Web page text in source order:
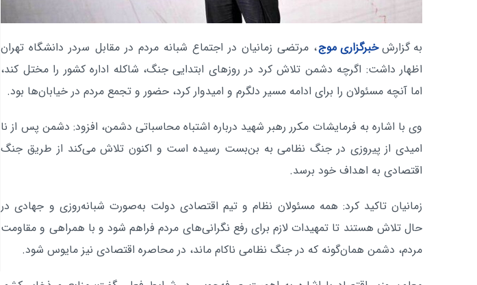
به گزارشخبرگزاری موج، مرتضی زمانیان در اجتماع شبانه مردم در مقابل سردر دانشگاه تهران
اظهار داشت: اگرچه دشمن تلاش کرد در روزهای ابتدایی جنگ، شاکله اداره کشور را مختل کند،
اما آنچه مسئولان را برای ادامه مسیر دلگرم و امیدوار کرد، حضور و تجمع مردم در خیابان‌ها بود.
وی با اشاره به فرمایشات مکرر رهبر شهید درباره اشتباه محاسباتی دشمن، افزود: دشمن پس از نا
امیدی از پیروزی در جنگ نظامی به بن‌بست رسیده است و اکنون تلاش می‌کند از طریق جنگ
اقتصادی به اهداف خود برسد.
زمانیان تاکید کرد: همه مسئولان نظام و تیم اقتصادی دولت به‌صورت شبانه‌روزی و جهادی در
حال تلاش هستند تا تمهیدات لازم برای رفع نگرانی‌های مردم فراهم شود و با همراهی و مقاومت
مردم، دشمن همان‌گونه که در جنگ نظامی ناکام ماند، در محاصره اقتصادی نیز مایوس شود.